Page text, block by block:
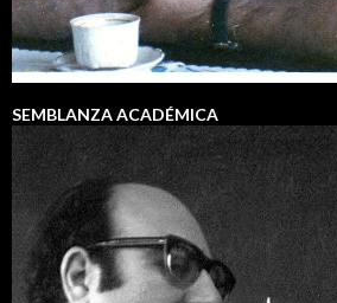
SEMBLANZA ACADÉMICA